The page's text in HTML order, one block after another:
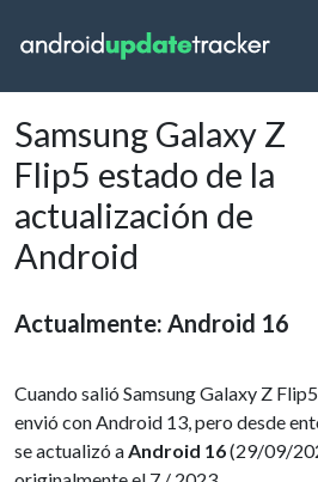
Samsung Galaxy Z
Flip5 estado de la
actualización de
Android
Actualmente: Android 16
Cuando salió Samsung Galaxy Z
envió con Android 13, pero desde
se actualizó aAndroid 16(29/09/